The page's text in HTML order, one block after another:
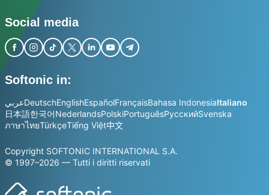
Social media
Softonic in:
عربيDeutschEnglishEspañolFrançaisBahasa IndonesiaItaliano
日本語한국어NederlandsPolskiPortuguêsРусскийSvenska
ภาษาไทยTürkçeTiếng Việt中文
Copyright SOFTONIC INTERNATIONAL S.A.
© 1997–2026 — Tutti i diritti riservati